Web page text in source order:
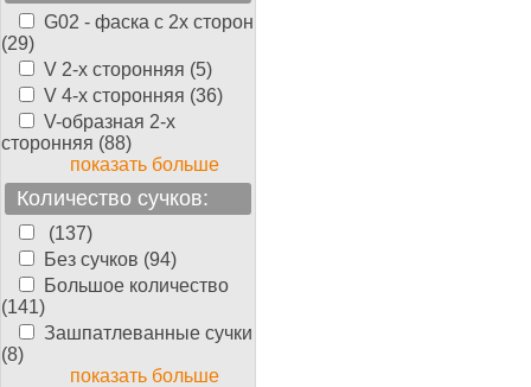
G02 - фаска с 2х сторон
(29)
V 2-х сторонняя (5)
V 4-х сторонняя (36)
V-образная 2-х
сторонняя (88)
показать больше
Количество сучков:
(137)
Без сучков (94)
Большое количество
(141)
Зашпатлеванные сучки
(8)
показать больше